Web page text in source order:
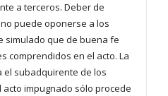
a terceros. Deber de
puede oponerse a los
simulado que de buena fe
comprendidos en el acto. La
el subadquirente de los
impugnado sólo procede